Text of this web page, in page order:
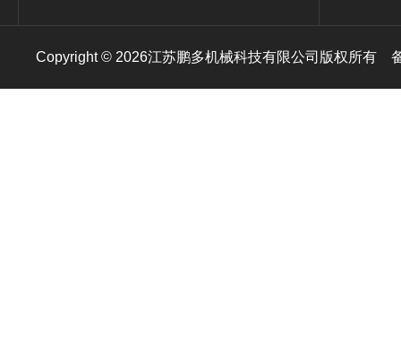
Copyright © 2026江苏鹏多机械科技有限公司版权所有